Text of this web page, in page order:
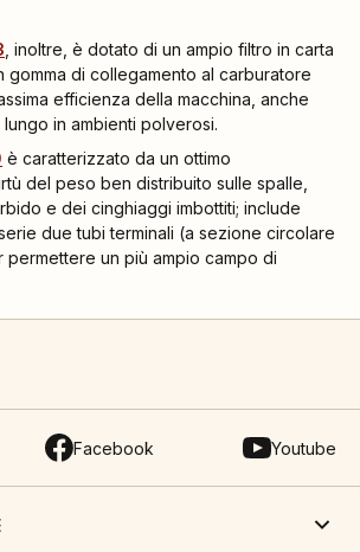
, inoltre, è dotato di un ampio filtro in carta
gomma di collegamento al carburatore
efficienza della macchina, anche
in ambienti polverosi.
è caratterizzato da un ottimo
del peso ben distribuito sulle spalle,
e dei cinghiaggi imbottiti; include
due tubi terminali (a sezione circolare
un più ampio campo di
Facebook Youtube